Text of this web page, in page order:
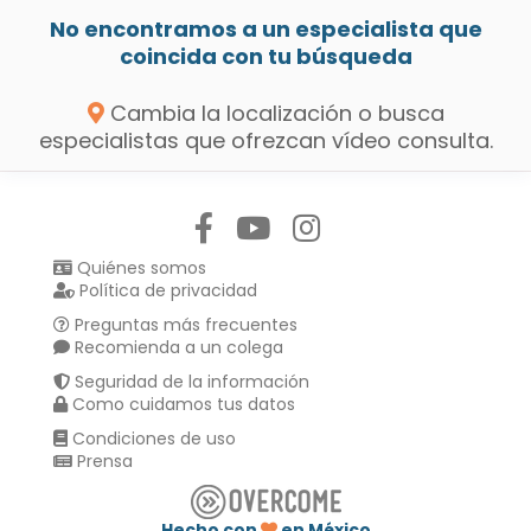
No encontramos a un especialista que
coincida con tu búsqueda
Cambia la localización o busca
especialistas que ofrezcan vídeo consulta.
Quiénes somos
Política de privacidad
Preguntas más frecuentes
Recomienda a un colega
Seguridad de la información
Como cuidamos tus datos
Condiciones de uso
Prensa